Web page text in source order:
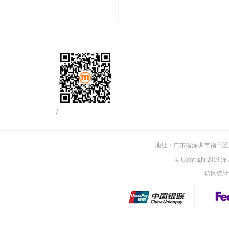
/
地址：广东省深圳市福田
© Copyright 2019
访问统